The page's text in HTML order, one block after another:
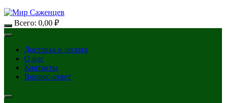
Всего: 0,00 ₽
Доставка и оплата
О нас
Контакты
Вопрос-ответ